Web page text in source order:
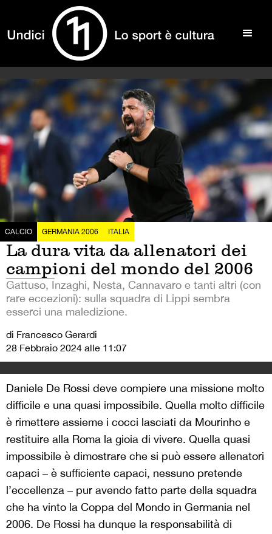
CALCIO GERMANIA 2006 ITALIA
La dura vita da allenatori dei
campioni del mondo del 2006
Gattuso, Inzaghi, Nesta, Cannavaro e tanti altri (con
rare eccezioni): sulla squadra di Lippi sembra
esserci una maledizione.
di Francesco Gerardi
28 Febbraio 2024 alle 11:07
Daniele De Rossi deve compiere una missione molto
difficile e una quasi impossibile. Quella molto difficile
è rimettere assieme i cocci lasciati da Mourinho e
restituire alla Roma la gioia di vivere. Quella quasi
impossibile è dimostrare che si può essere allenatori
capaci – è sufficiente capaci, nessuno pretende
l’eccellenza – pur avendo fatto parte della squadra
che ha vinto la Coppa del Mondo in Germania nel
2006. De Rossi ha dunque la responsabilità di